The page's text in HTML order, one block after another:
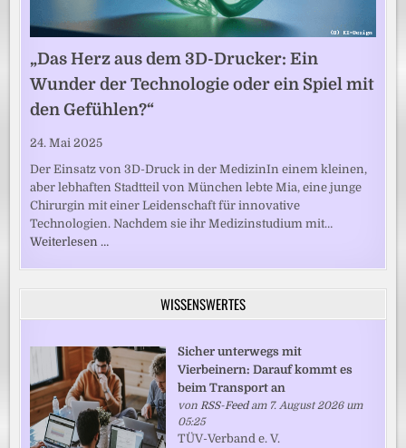
„Das Herz aus dem 3D-Drucker: Ein
Wunder der Technologie oder ein Spiel mit
den Gefühlen?“
24. Mai 2025
Der Einsatz von 3D-Druck in der MedizinIn einem kleinen,
aber lebhaften Stadtteil von München lebte Mia, eine junge
Chirurgin mit einer Leidenschaft für innovative
Technologien. Nachdem sie ihr Medizinstudium mit…
Weiterlesen …
WISSENSWERTES
Sicher unterwegs mit
Vierbeinern: Darauf kommt es
beim Transport an
vonRSS-Feedam 7. August 2026 um
05:25
TÜV-Verband e. V.